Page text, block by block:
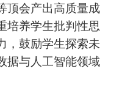
顶会产出高质量成
培养学生批判性思
，鼓励学生探索未
据与人工智能领域